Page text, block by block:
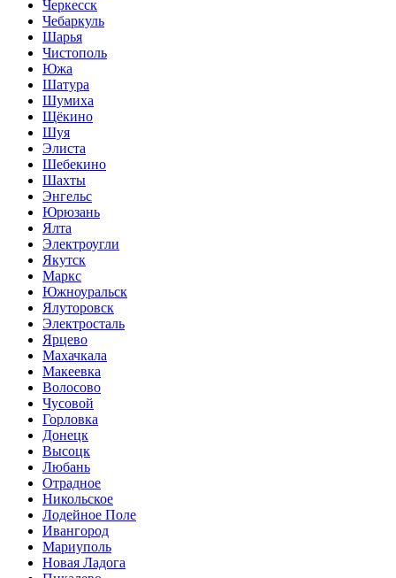
Черкесск
Чебаркуль
Шарья
Чистополь
Южа
Шатура
Шумиха
Щёкино
Шуя
Элиста
Шебекино
Шахты
Энгельс
Юрюзань
Ялта
Электроугли
Якутск
Маркс
Южноуральск
Ялуторовск
Электросталь
Ярцево
Махачкала
Макеевка
Волосово
Чусовой
Горловка
Донецк
Высоцк
Любань
Отрадное
Никольское
Лодейное Поле
Ивангород
Мариуполь
Новая Ладога